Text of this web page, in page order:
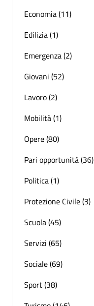
Economia (11)
Edilizia (1)
Emergenza (2)
Giovani (52)
Lavoro (2)
Mobilità (1)
Opere (80)
Pari opportunità (36)
Politica (1)
Protezione Civile (3)
Scuola (45)
Servizi (65)
Sociale (69)
Sport (38)